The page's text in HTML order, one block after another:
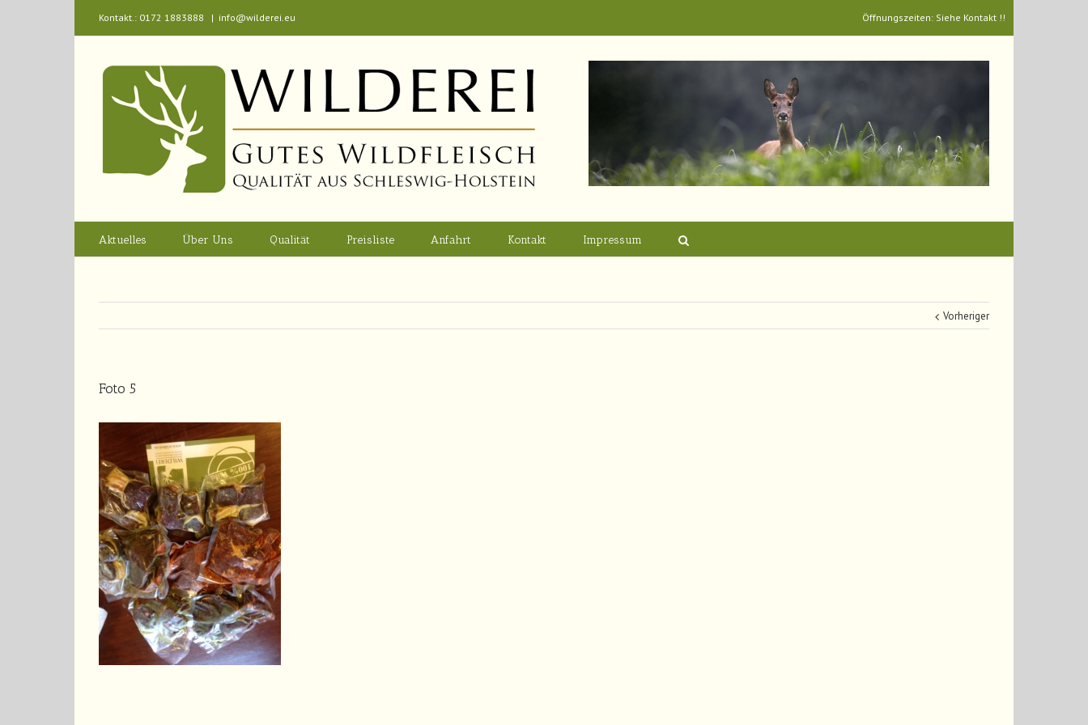
Kontakt.: 0172 1883888 Öffnungszeiten: Siehe Kontakt !!
| info@wilderei.eu
Aktuelles Über Uns Qualität Preisliste Anfahrt Kontakt Impressum
Vorheriger
Foto 5